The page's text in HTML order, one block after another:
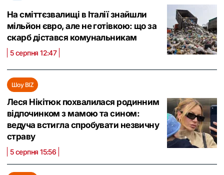
На сміттєзвалищі в Італії знайшли
мільйон євро, але не готівкою: що за
скарб дістався комунальникам
5 серпня 12:47
Шоу BIZ
Леся Нікітюк похвалилася родинним
відпочинком з мамою та сином:
ведуча встигла спробувати незвичну
страву
5 серпня 15:56